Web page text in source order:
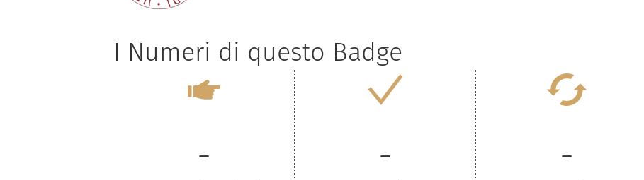
I Numeri di questo Badge
- - -